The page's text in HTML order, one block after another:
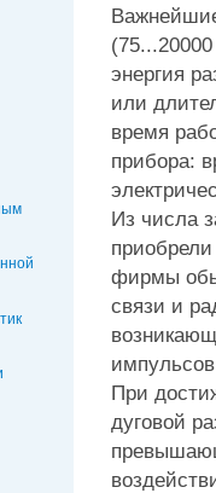
энергия
или
время
прибора:
Из числа
фирмы
связи и
При
дуговой